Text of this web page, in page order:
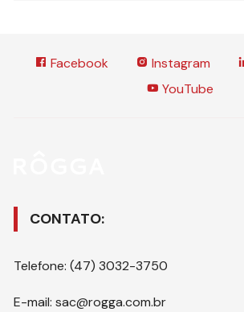
Facebook Instagram
YouTube
CONTATO:
Telefone: (47) 3032-3750
E-mail: sac@rogga.com.br